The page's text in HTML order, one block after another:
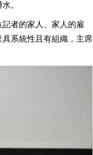
。
者的家人、家人的雇
系統性且有組織，主席